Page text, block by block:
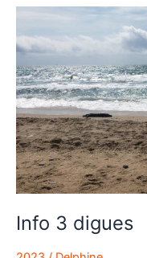
Info 3 digues
3
digues